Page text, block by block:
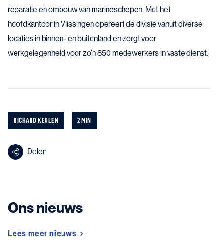
reparatie en ombouw van marineschepen. Met het
hoofdkantoor in Vlissingen opereert de divisie vanuit diverse
locaties in binnen- en buitenland en zorgt voor
werkgelegenheid voor zo’n 850 medewerkers in vaste dienst.
RICHARD KEULEN 2 MIN
Delen
Ons nieuws
Lees meer nieuws